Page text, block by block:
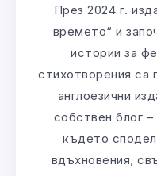
През 2024 г.
времето“ и
истории за
стихотворения са
англоезични
собствен блог
където
вдъхновения,